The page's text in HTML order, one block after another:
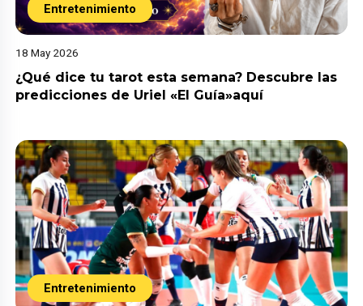
Entretenimiento
18 May 2026
¿Qué dice tu tarot esta semana? Descubre las
predicciones de Uriel «El Guía»aquí
Entretenimiento